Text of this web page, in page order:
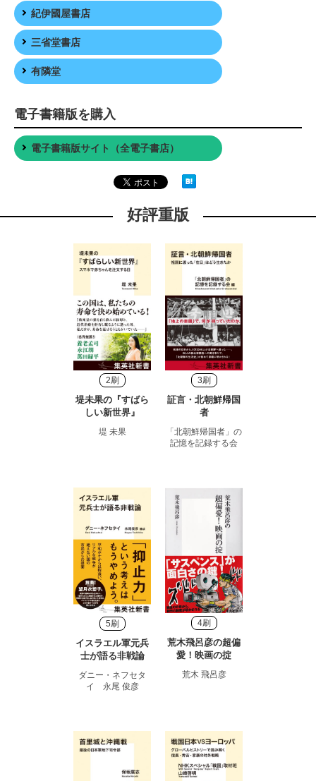
紀伊國屋書店
三省堂書店
有隣堂
電子書籍版を購入
電子書籍版サイト（全電子書店）
好評重版
2刷
堤未果の『すばら
しい新世界』
堤 未果
3刷
証言・北朝鮮帰国
者
「北朝鮮帰国者」の
記憶を記録する会
5刷
イスラエル軍元兵
士が語る非戦論
ダニー・ネフセタ
イ 永尾 俊彦
4刷
荒木飛呂彦の超偏
愛！映画の掟
荒木 飛呂彦